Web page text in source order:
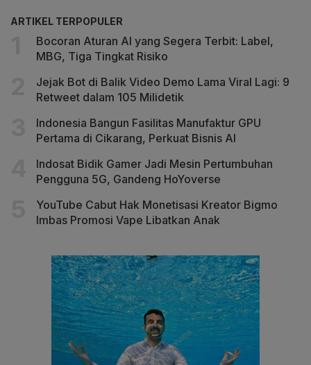
ARTIKEL TERPOPULER
Bocoran Aturan AI yang Segera Terbit: Label,
MBG, Tiga Tingkat Risiko
Jejak Bot di Balik Video Demo Lama Viral Lagi: 9
Retweet dalam 105 Milidetik
Indonesia Bangun Fasilitas Manufaktur GPU
Pertama di Cikarang, Perkuat Bisnis AI
Indosat Bidik Gamer Jadi Mesin Pertumbuhan
Pengguna 5G, Gandeng HoYoverse
YouTube Cabut Hak Monetisasi Kreator Bigmo
Imbas Promosi Vape Libatkan Anak